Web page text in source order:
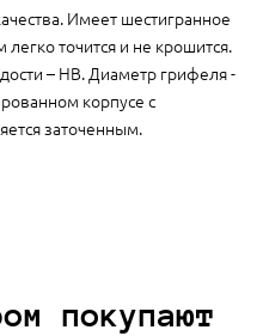
Имеет шестигранное
точится и не крошится.
– HB. Диаметр грифеля -
корпусе с
заточенным.
покупают